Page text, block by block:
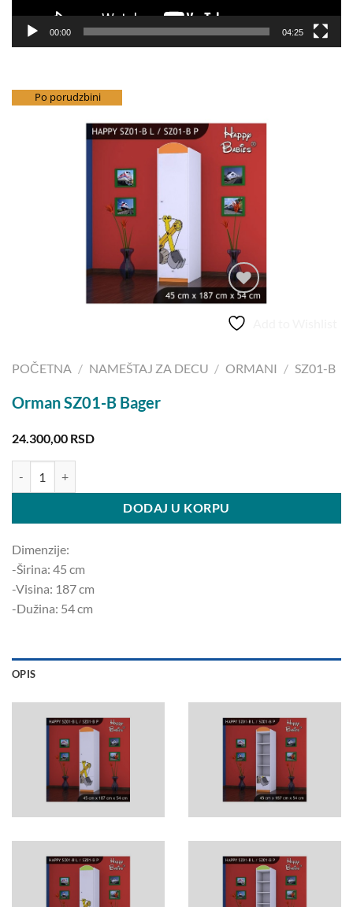
00:00 04:25
besplatna dostava
Po porudzbini
POČETNA / NAMEŠTAJ ZA DECU / ORMANI / SZ01-B
Orman SZ01-B Bager
24.300,00 RSD
DODAJ U KORPU
Dimenzije:
-Širina: 45 ​​cm
-Visina: 187 cm
-Dužina: 54 cm
OPIS